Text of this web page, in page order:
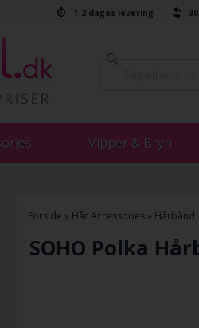
1-2 dages levering
Vipper & Bryn
Forside » Hår Accessories» Hårbånd
SOHO Polka